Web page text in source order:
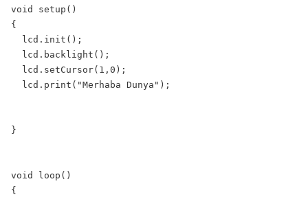
void setup()
{
  lcd.init();
  lcd.backlight();
  lcd.setCursor(1,0);
  lcd.print("Merhaba Dunya");
}
void loop()
{